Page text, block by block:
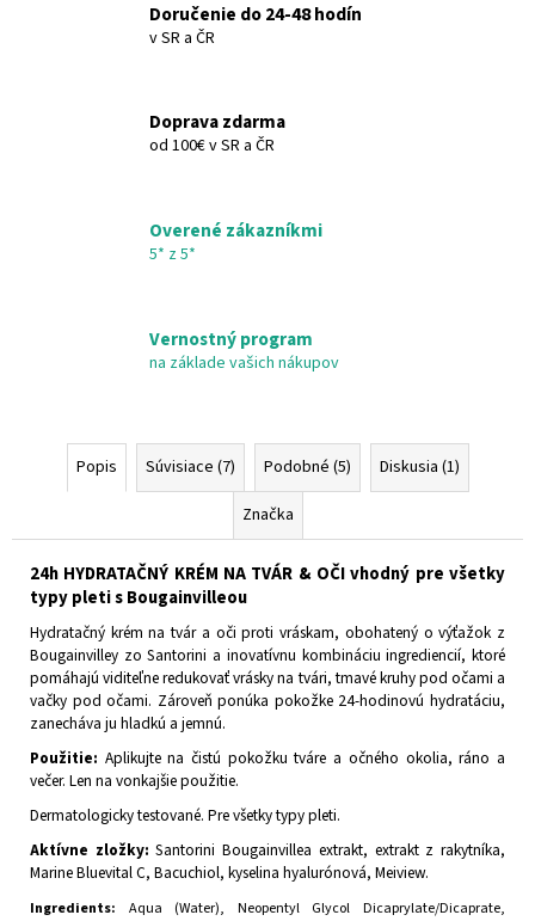
Doručenie do 24-48 hodín
v SR a ČR
Doprava zdarma
od 100€ v SR a ČR
Overené zákazníkmi
5* z 5*
Vernostný program
na základe vašich nákupov
Popis Súvisiace (7) Podobné (5)
Diskusia (1)
Značka
24h HYDRATAČNÝ KRÉM NA TVÁR & OČI vhodný pre všetky
typy pleti s Bougainvilleou
Hydratačný krém na tvár a oči proti vráskam, obohatený o výťažok z
Bougainvilley zo Santorini a inovatívnu kombináciu ingrediencií, ktoré
pomáhajú viditeľne redukovať vrásky na tvári, tmavé kruhy pod očami a
vačky pod očami. Zároveň ponúka pokožke 24-hodinovú hydratáciu,
zanecháva ju hladkú a jemnú.
Použitie: Aplikujte na čistú pokožku tváre a očného okolia, ráno a
večer. Len na vonkajšie použitie.
Dermatologicky testované. Pre všetky typy pleti.
Aktívne zložky:Santorini Bougainvillea extrakt, extrakt z rakytníka,
Marine Bluevital C, Bacuchiol, kyselina hyalurónová, Meiview.
Ingredients:
Aqua (Water), Neopentyl Glycol Dicaprylate/Dicaprate,